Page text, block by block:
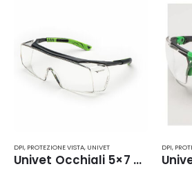
DPI, PROTEZIONE VISTA, UNIVET
Univet Occhiali 5×7 Clear Plus
DPI,